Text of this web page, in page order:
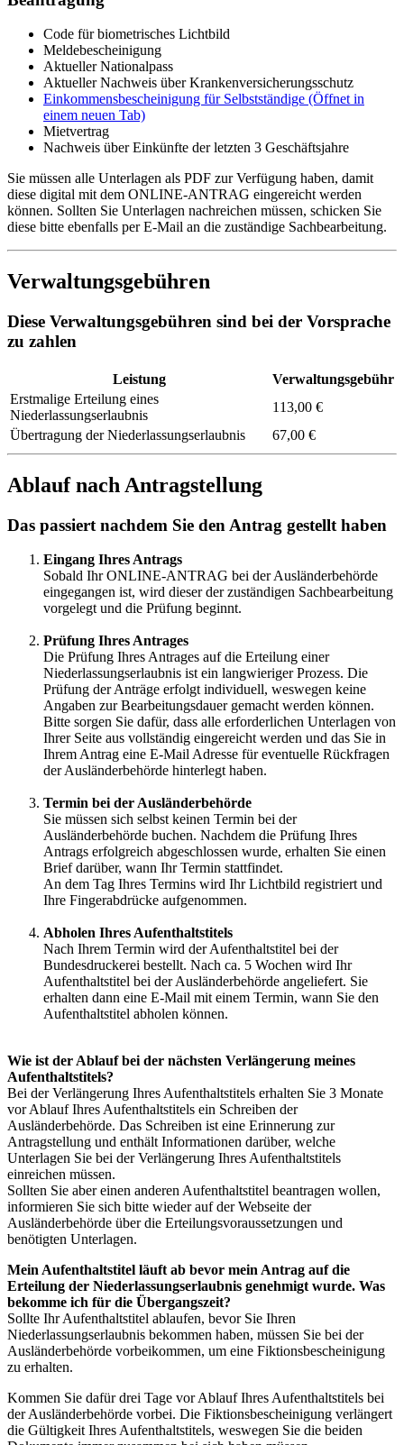
Code für biometrisches Lichtbild
Meldebescheinigung
Aktueller Nationalpass
Aktueller Nachweis über Krankenversicherungsschutz
Einkommensbescheinigung für Selbstständige (Öffnet in
einem neuen Tab)
Mietvertrag
Nachweis über Einkünfte der letzten 3 Geschäftsjahre
Sie müssen alle Unterlagen als PDF zur Verfügung haben, damit
diese digital mit dem ONLINE-ANTRAG eingereicht werden
können. Sollten Sie Unterlagen nachreichen müssen, schicken Sie
diese bitte ebenfalls per E-Mail an die zuständige Sachbearbeitung.
Verwaltungsgebühren
Diese Verwaltungsgebühren sind bei der Vorsprache
zu zahlen
Leistung
Verwaltungsgebühr
Erstmalige Erteilung eines
Niederlassungserlaubnis
113,00 €
Übertragung der Niederlassungserlaubnis
67,00 €
Ablauf nach Antragstellung
Das passiert nachdem Sie den Antrag gestellt haben
Eingang Ihres Antrags
Sobald Ihr ONLINE-ANTRAG bei der Ausländerbehörde
eingegangen ist, wird dieser der zuständigen Sachbearbeitung
vorgelegt und die Prüfung beginnt.
Prüfung Ihres Antrages
Die Prüfung Ihres Antrages auf die Erteilung einer
Niederlassungserlaubnis ist ein langwieriger Prozess. Die
Prüfung der Anträge erfolgt individuell, weswegen keine
Angaben zur Bearbeitungsdauer gemacht werden können.
Bitte sorgen Sie dafür, dass alle erforderlichen Unterlagen von
Ihrer Seite aus vollständig eingereicht werden und das Sie in
Ihrem Antrag eine E-Mail Adresse für eventuelle Rückfragen
der Ausländerbehörde hinterlegt haben.
Termin bei der Ausländerbehörde
Sie müssen sich selbst keinen Termin bei der
Ausländerbehörde buchen. Nachdem die Prüfung Ihres
Antrags erfolgreich abgeschlossen wurde, erhalten Sie einen
Brief darüber, wann Ihr Termin stattfindet.
An dem Tag Ihres Termins wird Ihr Lichtbild registriert und
Ihre Fingerabdrücke aufgenommen.
Abholen Ihres Aufenthaltstitels
Nach Ihrem Termin wird der Aufenthaltstitel bei der
Bundesdruckerei bestellt. Nach ca. 5 Wochen wird Ihr
Aufenthaltstitel bei der Ausländerbehörde angeliefert. Sie
erhalten dann eine E-Mail mit einem Termin, wann Sie den
Aufenthaltstitel abholen können.
Wie ist der Ablauf bei der nächsten Verlängerung meines
Aufenthaltstitels?
Bei der Verlängerung Ihres Aufenthaltstitels erhalten Sie 3 Monate
vor Ablauf Ihres Aufenthaltstitels ein Schreiben der
Ausländerbehörde. Das Schreiben ist eine Erinnerung zur
Antragstellung und enthält Informationen darüber, welche
Unterlagen Sie bei der Verlängerung Ihres Aufenthaltstitels
einreichen müssen.
Sollten Sie aber einen anderen Aufenthaltstitel beantragen wollen,
informieren Sie sich bitte wieder auf der Webseite der
Ausländerbehörde über die Erteilungsvoraussetzungen und
benötigten Unterlagen.
Mein Aufenthaltstitel läuft ab bevor mein Antrag auf die
Erteilung der Niederlassungserlaubnis genehmigt wurde. Was
bekomme ich für die Übergangszeit?
Sollte Ihr Aufenthaltstitel ablaufen, bevor Sie Ihren
Niederlassungserlaubnis bekommen haben, müssen Sie bei der
Ausländerbehörde vorbeikommen, um eine Fiktionsbescheinigung
zu erhalten.
Kommen Sie dafür drei Tage vor Ablauf Ihres Aufenthaltstitels bei
der Ausländerbehörde vorbei. Die Fiktionsbescheinigung verlängert
die Gültigkeit Ihres Aufenthaltstitels, weswegen Sie die beiden